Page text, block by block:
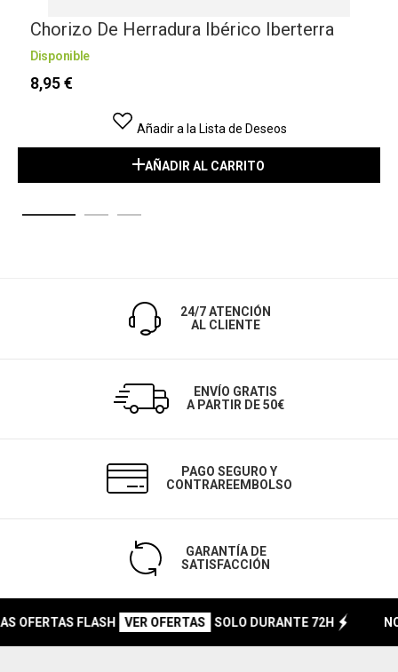
Chorizo De Herradura Ibérico Iberterra
Disponible
8,95 €
Añadir a la Lista de Deseos
AÑADIR AL CARRITO
24/7 ATENCIÓN
AL CLIENTE
ENVÍO GRATIS
A PARTIR DE 50€
PAGO SEGURO Y
CONTRAREEMBOLSO
GARANTÍA DE
SATISFACCIÓN
FLASH VER OFERTAS SOLO DURANTE 72H NO